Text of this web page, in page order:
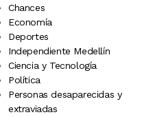
Chances
Economía
Deportes
Independiente Medellín
Ciencia y Tecnología
Política
Personas desaparecidas y
extraviadas